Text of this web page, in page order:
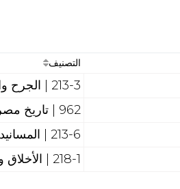
التصنيف
213-3 | الجرح والتعديل
962 | تاريخ مصر
213-6 | المسانيد الأخرى والجوامع
218-1 | الأخلاق والآداب الإسلامية